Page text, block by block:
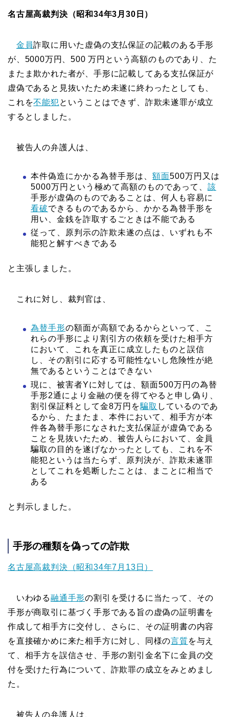
名古屋高裁判決（昭和34年3月30日）
金員詐取に用いた虚偽の支払保証の記載のある手形
が、5000万円、500 万円という高額のものであり、た
またま欺かれた者が、手形に記載してある支払保証が
虚偽であると見抜いたため未遂に終わったとしても、
これを不能犯ということはできず、詐欺未遂罪が成立
するとしました。
被告人の弁護人は、
本件偽造にかかる為替手形は、 額面500万円又は
5000万円という極めて高額のものであって、 該
手形が虚偽のものであることは、何人も容易に
看破できるものであるから、かかる為替手形を
用い、金銭を詐取するごときは不能である
従って、原判示の詐欺未遂の点は、いずれも不
能犯と解すべきである
と主張しました。
これに対し、裁判官は、
為替手形の額面が高額であるからといって、こ
れらの手形により割引方の依頼を受けた相手方
において、これを真正に成立したものと誤信
し、その割引に応する可能性ないし危険性が絶
無であるということはできない
現に、被害者Yに対しては、額面500万円の為替
手形2通により金融の便を得てやると申し偽り、
割引保証料として金8万円を騙取 しているのであ
るから、たまたま、本件において、相手方が本
件各為替手形になされた支払保証が虚偽である
ことを見抜いたため、被告人らにおいて、金員
騙取の目的を遂げなかったとしても、これを不
能犯というは当たらず、原判決が、詐欺未遂罪
としてこれを処断したことは、まことに相当で
ある
と判示しました。
手形の種類を偽っての詐欺
名古屋高裁判決（昭和34年7月13日）
いわゆる融通手形の割引を受けるに当たって、その
手形が商取引に基づく手形である旨の虚偽の証明書を
作成して相手方に交付し、さらに、その証明書の内容
を直接確かめに来た相手方に対し、同様の言質を与え
て、相手方を誤信させ、手形の割引金名下に金員の交
付を受けた行為について、詐欺罪の成立をみとめまし
た。
被告人の弁護人は、